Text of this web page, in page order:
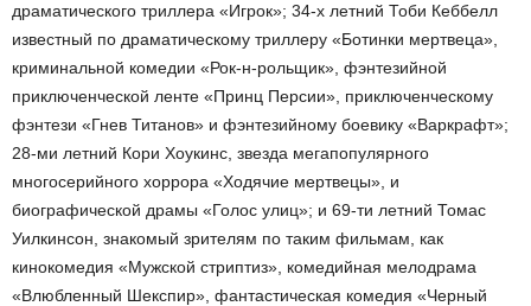
драматического триллера «Игрок»; 34-х летний Тоби Кеббелл
известный по драматическому триллеру «Ботинки мертвеца»,
криминальной комедии «Рок-н-рольщик», фэнтезийной
приключенческой ленте «Принц Персии», приключенческому
фэнтези «Гнев Титанов» и фэнтезийному боевику «Варкрафт»;
28-ми летний Кори Хоукинс, звезда мегапопулярного
многосерийного хоррора «Ходячие мертвецы», и
биографической драмы «Голос улиц»; и 69-ти летний Томас
Уилкинсон, знакомый зрителям по таким фильмам, как
кинокомедия «Мужской стриптиз», комедийная мелодрама
«Влюбленный Шекспир», фантастическая комедия «Черный